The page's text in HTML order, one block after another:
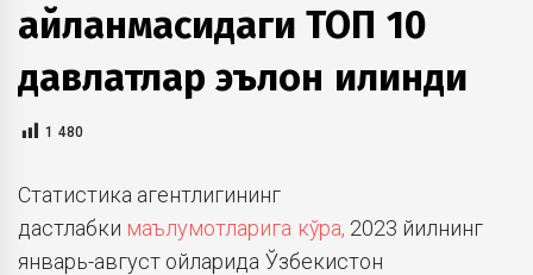
айланмасидаги ТОП 10
давлатлар эълон қилинди
1 480
Статистика агентлигининг
дастлабки маълумотларига кўра, 2023 йилнинг
январь-август ойларида Ўзбекистон